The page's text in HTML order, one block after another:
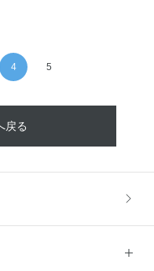
4 5
戻る